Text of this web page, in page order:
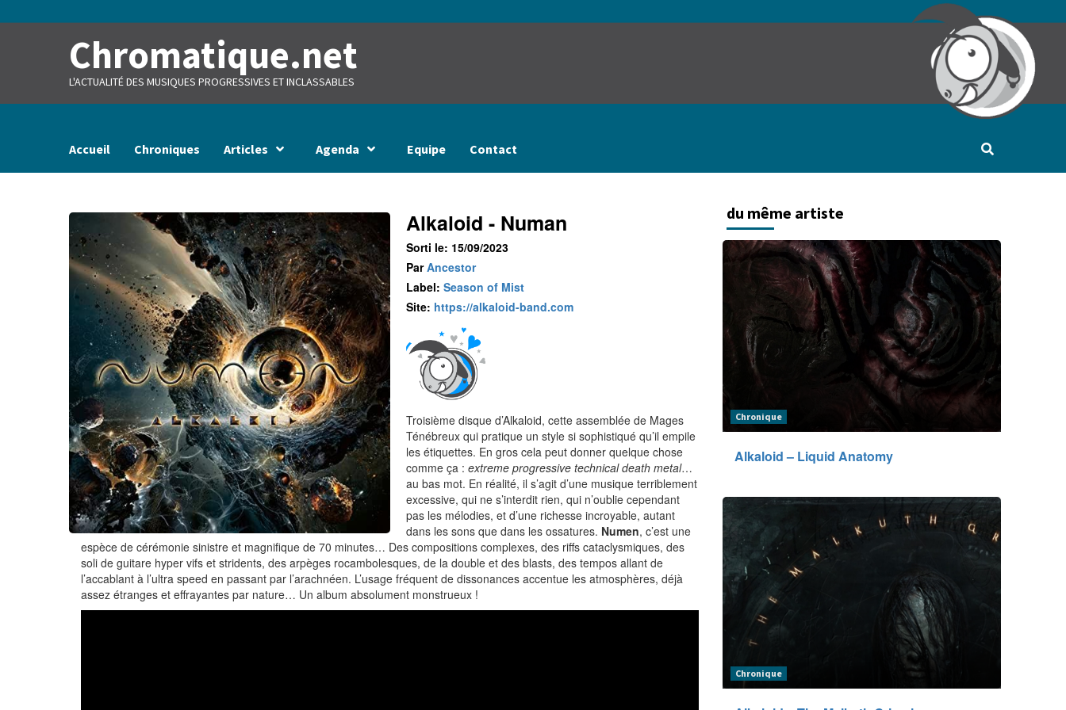
to
Chromatique.net
L'ACTUALITÉ DES MUSIQUES PROGRESSIVES ET INCLASSABLES
Accueil Chroniques Articles Agenda Equipe Contact
Alkaloid - Numan
Sorti le: 15/09/2023
ParAncestor
Label: Season of Mist
Site: https://alkaloid-band.com
Troisième disque d’Alkaloid, cette assemblée de Mages
Ténébreux qui pratique un style si sophistiqué qu’il empile
les étiquettes. En gros cela peut donner quelque chose
comme ça : extreme progressive technical death metal…
au bas mot. En réalité, il s’agit d’une musique terriblement
excessive, qui ne s’interdit rien, qui n’oublie cependant
pas les mélodies, et d’une richesse incroyable, autant
dans les sons que dans les ossatures. Numen, c’est une
espèce de cérémonie sinistre et magnifique de 70 minutes… Des compositions complexes, des riffs cataclysmiques, des
soli de guitare hyper vifs et stridents, des arpèges rocambolesques, de la double et des blasts, des tempos allant de
l’accablant à l’ultra speed en passant par l’arachnéen. L’usage fréquent de dissonances accentue les atmosphères, déjà
assez étranges et effrayantes par nature… Un album absolument monstrueux !
du même artiste
Chronique
Alkaloid – Liquid Anatomy
Chronique